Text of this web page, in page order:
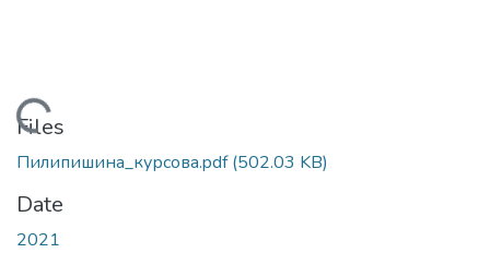
Files
Пилипишина_курсова.pdf(502.03 KB)
Date
2021